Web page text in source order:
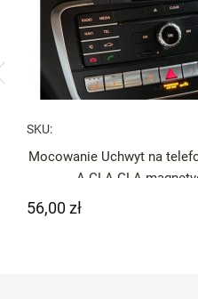
SKU:
Mocowanie Uchwyt na
A CLA GLA
Cena
56,00 zł